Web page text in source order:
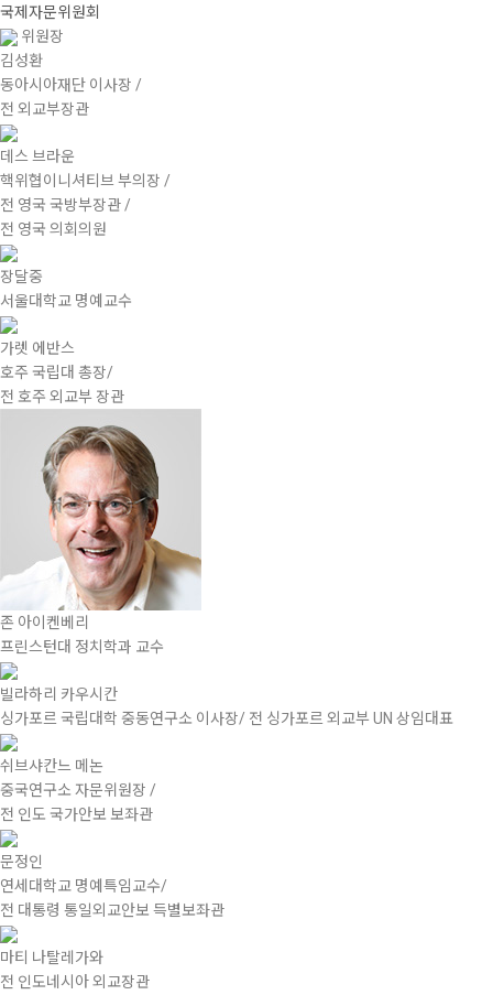
국제자문위원회
위원장
김성환
동아시아재단 이사장 /
전 외교부장관
데스 브라운
핵위협이니셔티브 부의장 /
전 영국 국방부장관 /
전 영국 의회의원
장달중
서울대학교 명예교수
가렛 에반스
호주 국립대 총장/
전 호주 외교부 장관
존 아이켄베리
프린스턴대 정치학과 교수
빌라하리 카우시칸
싱가포르 국립대학 중동연구소 이사장/ 전 싱가포르 외교부 UN 상임대표
쉬브샤칸느 메논
중국연구소 자문위원장 /
전 인도 국가안보 보좌관
문정인
연세대학교 명예특임교수/
전 대통령 통일외교안보 득별보좌관
마티 나탈레가와
전 인도네시아 외교장관